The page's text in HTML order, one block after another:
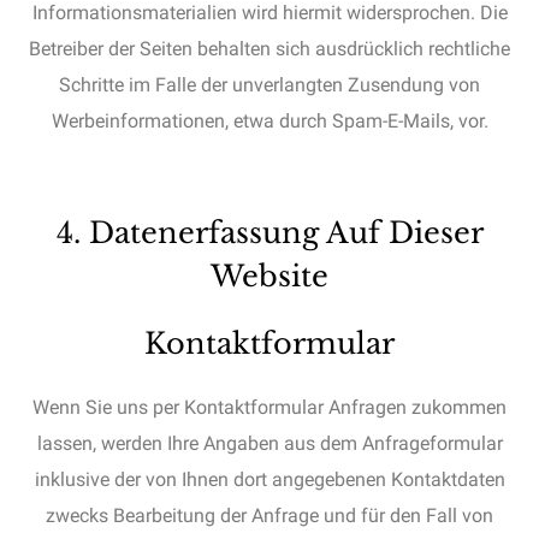
Informationsmaterialien wird hiermit widersprochen. Die
Betreiber der Seiten behalten sich ausdrücklich rechtliche
Schritte im Falle der unverlangten Zusendung von
Werbeinformationen, etwa durch Spam-E-Mails, vor.
4. Datenerfassung Auf Dieser
Website
Kontaktformular
Wenn Sie uns per Kontaktformular Anfragen zukommen
lassen, werden Ihre Angaben aus dem Anfrageformular
inklusive der von Ihnen dort angegebenen Kontaktdaten
zwecks Bearbeitung der Anfrage und für den Fall von